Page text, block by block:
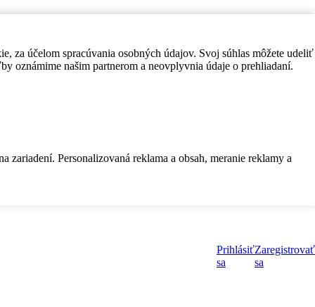
za účelom spracúvania osobných údajov. Svoj súhlas môžete udeliť
oznámime našim partnerom a neovplyvnia údaje o prehliadaní.
Personalizovaná reklama a obsah, meranie reklamy a
Prihlásiť
sa
Zaregistrovať
sa